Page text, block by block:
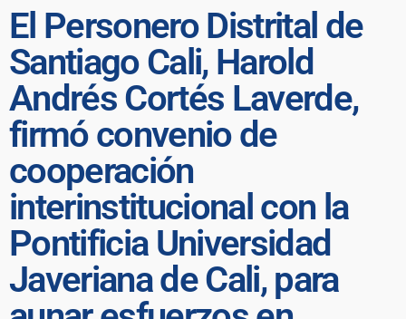
El Personero Distrital de
Santiago Cali, Harold
Andrés Cortés Laverde,
firmó convenio de
cooperación
interinstitucional con la
Pontificia Universidad
Javeriana de Cali, para